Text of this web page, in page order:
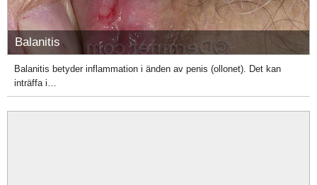
Balanitis
Balanitis betyder inflammation i änden av penis (ollonet). Det kan
inträffa i…